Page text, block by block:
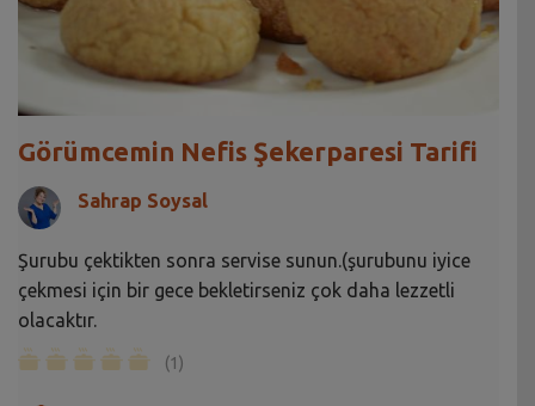
Görümcemin Nefis Şekerparesi Tarifi
Sahrap Soysal
Şurubu çektikten sonra servise sunun.(şurubunu iyice
çekmesi için bir gece bekletirseniz çok daha lezzetli
olacaktır.
(1)